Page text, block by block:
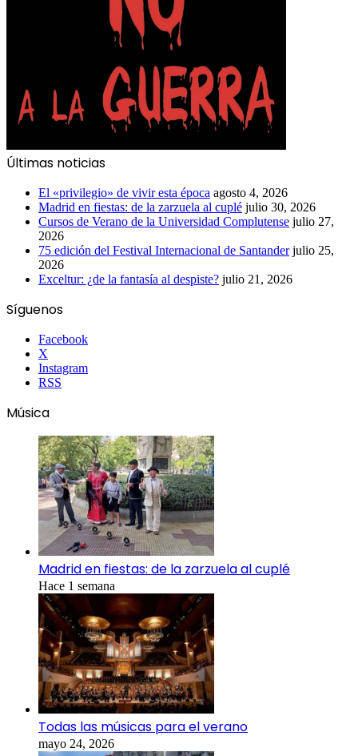
Últimas noticias
El «privilegio» de vivir esta época agosto 4, 2026
Madrid en fiestas: de la zarzuela al cuplé julio 30, 2026
Cursos de Verano de la Universidad Complutense julio 27,
2026
75 edición del Festival Internacional de Santander julio 25,
2026
Exceltur: ¿de la fantasía al despiste? julio 21, 2026
Síguenos
Facebook
X
Instagram
RSS
Música
Madrid en fiestas: de la zarzuela al cuplé
Hace 1 semana
Todas las músicas para el verano
mayo 24, 2026